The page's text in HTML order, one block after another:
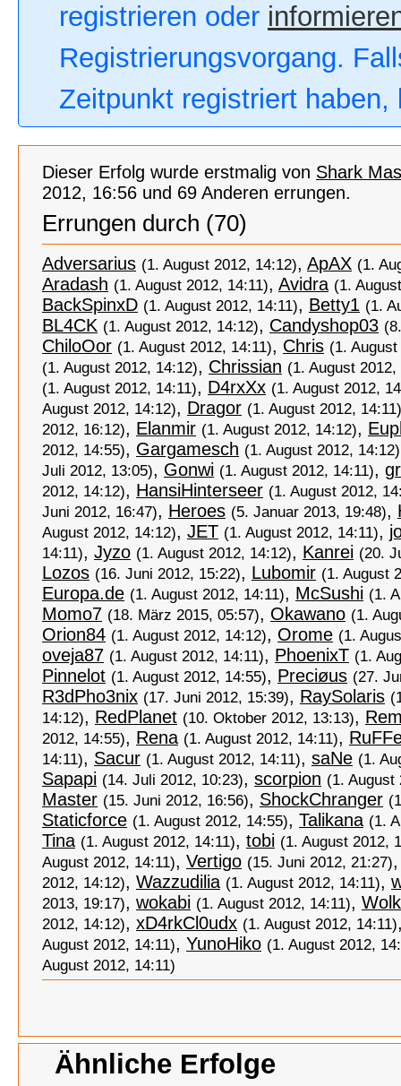
registrieren oder
Registrierungsvorgang.
Zeitpunkt registriert
Dieser Erfolg wurde erstmalig von Shark
2012, 16:56 und 69 Anderen errungen.
Errungen durch (70)
Adversarius (1. August 2012, 14:12), ApAX (1.
Aradash (1. August 2012, 14:11), Avidra (1.
BackSpinxD (1. August 2012, 14:11), Betty1 (1.
BL4CK (1. August 2012, 14:12), Candyshop03
ChiloOor (1. August 2012, 14:11), Chris (1.
(1. August 2012, 14:12), Chrissian (1. August 2012,
(1. August 2012, 14:11), D4rxXx (1. August 2012,
August 2012, 14:12), Dragor (1. August 2012, 14:11)
2012, 16:12), Elanmir (1. August 2012, 14:12),
2012, 14:55), Gargamesch (1. August 2012, 14:12)
Juli 2012, 13:05), Gonwi (1. August 2012, 14:11),
2012, 14:12), HansiHinterseer (1. August 2012,
Juni 2012, 16:47), Heroes (5. Januar 2013, 19:48),
August 2012, 14:12), JET (1. August 2012, 14:11),
14:11), Jyzo (1. August 2012, 14:12), Kanrei (20.
Lozos (16. Juni 2012, 15:22), Lubomir (1. August
Europa.de (1. August 2012, 14:11), McSushi (1.
Momo7 (18. März 2015, 05:57), Okawano (1.
Orion84 (1. August 2012, 14:12), Orome (1.
oveja87 (1. August 2012, 14:11), PhoenixT (1.
Pinnelot (1. August 2012, 14:55), Preciøus (27.
R3dPho3nix (17. Juni 2012, 15:39), RaySolaris
14:12), RedPlanet (10. Oktober 2012, 13:13),
2012, 14:55), Rena (1. August 2012, 14:11),
14:11), Sacur (1. August 2012, 14:11), saNe (1.
Sapapi (14. Juli 2012, 10:23), scorpion (1. August
Master (15. Juni 2012, 16:56), ShockChranger
Staticforce (1. August 2012, 14:55), Talikana (1.
Tina (1. August 2012, 14:11), tobi (1. August 2012,
August 2012, 14:11), Vertigo (15. Juni 2012, 21:27)
2012, 14:12), Wazzudilia (1. August 2012, 14:11),
2013, 19:17), wokabi (1. August 2012, 14:11),
2012, 14:12), xD4rkCl0udx (1. August 2012, 14:11)
August 2012, 14:11), YunoHiko (1. August 2012,
August 2012, 14:11)
Ähnliche Erfolge